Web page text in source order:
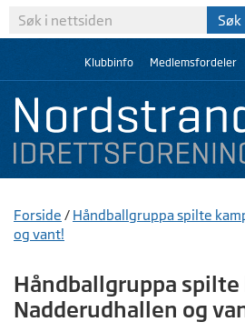
Klubbinfo Medlemsfordeler
Forside / Håndballgruppa spilte
og vant!
Håndballgruppa spilte
Nadderudhallen og